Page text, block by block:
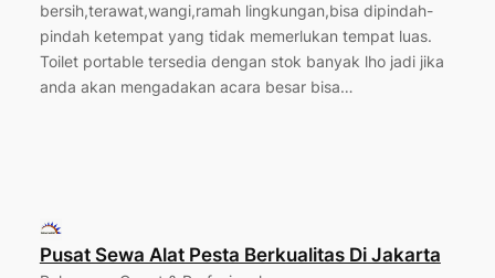
bersih,terawat,wangi,ramah lingkungan,bisa dipindah-
pindah ketempat yang tidak memerlukan tempat luas.
Toilet portable tersedia dengan stok banyak lho jadi jika
anda akan mengadakan acara besar bisa…
Pusat Sewa Alat Pesta Berkualitas Di Jakarta